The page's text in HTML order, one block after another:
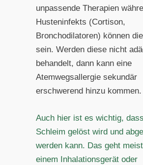
unpassende Therapien
Husteninfekts (Cortison,
Bronchodilatoren) können
sein. Werden diese nicht
behandelt, dann kann eine
Atemwegsallergie sekundär
erschwerend hinzu kommen.
Auch hier ist es wichtig,
Schleim gelöst wird und
werden kann. Das geht
einem Inhalationsgerät oder